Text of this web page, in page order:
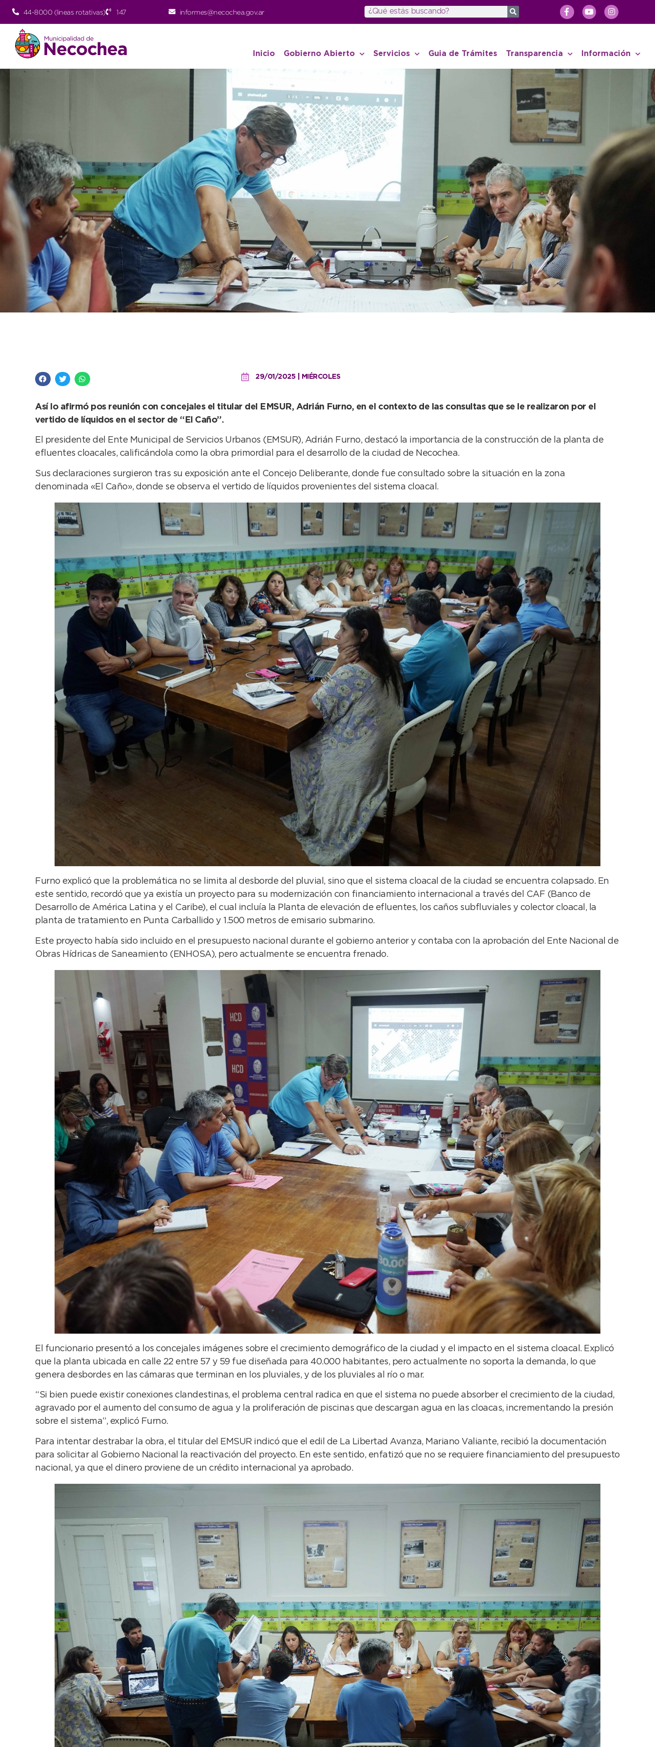
44-8000 (lineas rotativas) 147 informes@necochea.gov.ar
Inicio Gobierno Abierto Servicios Guia de Trámites Transparencia Información
29/01/2025 | MIÉRCOLES
Así lo afirmó pos reunión con concejales el titular del EMSUR, Adrián Furno, en el contexto de las consultas que se le realizaron por el
vertido de líquidos en el sector de “El Caño”.
El presidente del Ente Municipal de Servicios Urbanos (EMSUR), Adrián Furno, destacó la importancia de la construcción de la planta de
efluentes cloacales, calificándola como la obra primordial para el desarrollo de la ciudad de Necochea.
Sus declaraciones surgieron tras su exposición ante el Concejo Deliberante, donde fue consultado sobre la situación en la zona
denominada «El Caño», donde se observa el vertido de líquidos provenientes del sistema cloacal.
Furno explicó que la problemática no se limita al desborde del pluvial, sino que el sistema cloacal de la ciudad se encuentra colapsado. En
este sentido, recordó que ya existía un proyecto para su modernización con financiamiento internacional a través del CAF (Banco de
Desarrollo de América Latina y el Caribe), el cual incluía la Planta de elevación de efluentes, los caños subfluviales y colector cloacal, la
planta de tratamiento en Punta Carballido y 1.500 metros de emisario submarino.
Este proyecto había sido incluido en el presupuesto nacional durante el gobierno anterior y contaba con la aprobación del Ente Nacional de
Obras Hídricas de Saneamiento (ENHOSA), pero actualmente se encuentra frenado.
El funcionario presentó a los concejales imágenes sobre el crecimiento demográfico de la ciudad y el impacto en el sistema cloacal. Explicó
que la planta ubicada en calle 22 entre 57 y 59 fue diseñada para 40.000 habitantes, pero actualmente no soporta la demanda, lo que
genera desbordes en las cámaras que terminan en los pluviales, y de los pluviales al río o mar.
“Si bien puede existir conexiones clandestinas, el problema central radica en que el sistema no puede absorber el crecimiento de la ciudad,
agravado por el aumento del consumo de agua y la proliferación de piscinas que descargan agua en las cloacas, incrementando la presión
sobre el sistema”, explicó Furno.
Para intentar destrabar la obra, el titular del EMSUR indicó que el edil de La Libertad Avanza, Mariano Valiante, recibió la documentación
para solicitar al Gobierno Nacional la reactivación del proyecto. En este sentido, enfatizó que no se requiere financiamiento del presupuesto
nacional, ya que el dinero proviene de un crédito internacional ya aprobado.